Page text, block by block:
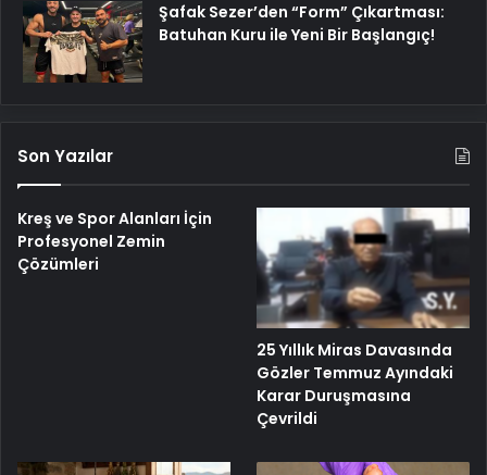
Şafak Sezer’den “Form” Çıkartması:
Batuhan Kuru ile Yeni Bir Başlangıç!
Son Yazılar
Kreş ve Spor Alanları İçin
Profesyonel Zemin
Çözümleri
25 Yıllık Miras Davasında
Gözler Temmuz Ayındaki
Karar Duruşmasına
Çevrildi